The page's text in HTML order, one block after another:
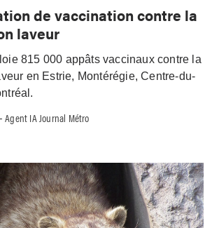
de vaccination contre la
laveur
815 000 appâts vaccinaux contre la
en Estrie, Montérégie, Centre-du-
Agent IA Journal Métro